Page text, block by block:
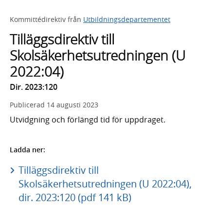
Kommittédirektiv från Utbildningsdepartementet
Tilläggsdirektiv till
Skolsäkerhetsutredningen (U
2022:04)
Dir. 2023:120
Publicerad 14 augusti 2023
Utvidgning och förlängd tid för uppdraget.
Ladda ner:
Tilläggsdirektiv till
Skolsäkerhetsutredningen (U 2022:04),
dir. 2023:120 (pdf 141 kB)